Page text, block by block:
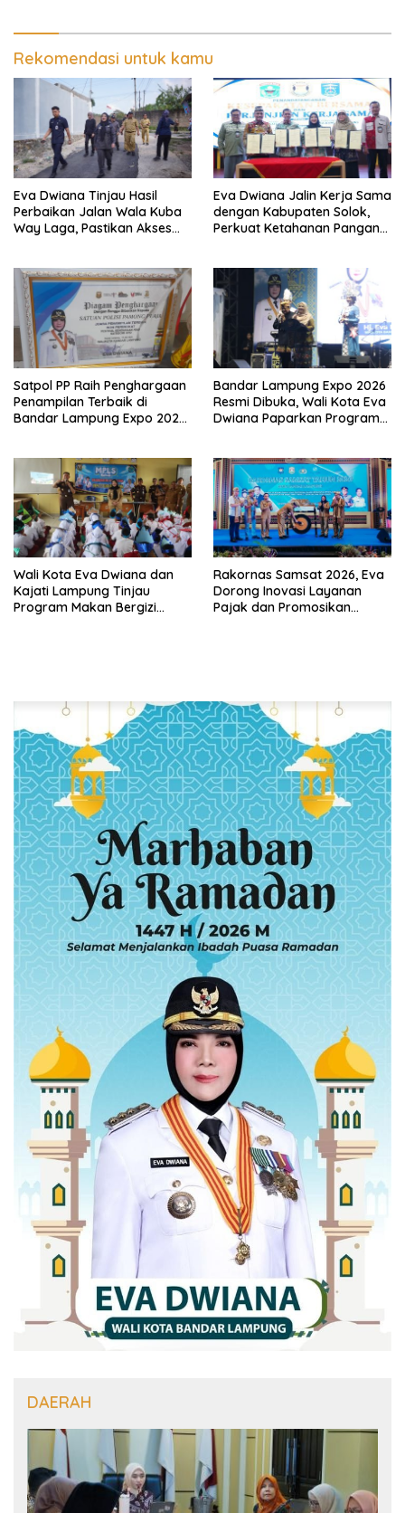
Rekomendasi untuk kamu
Eva Dwiana Tinjau Hasil
Perbaikan Jalan Wala Kuba
Way Laga, Pastikan Akses
Eva Dwiana Jalin Kerja Sama
dengan Kabupaten Solok,
Perkuat Ketahanan Pangan
Satpol PP Raih Penghargaan
Penampilan Terbaik di
Bandar Lampung Expo 2026,
Masyarakat
Bandar Lampung Expo 2026
Resmi Dibuka, Wali Kota Eva
Dwiana Paparkan Program
Lampung
Wali Kota Eva Dwiana dan
Kajati Lampung Tinjau
Program Makan Bergizi
Rakornas Samsat 2026, Eva
Dorong Inovasi Layanan
Pajak dan Promosikan
DAERAH